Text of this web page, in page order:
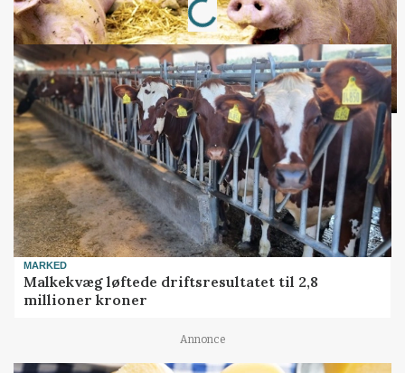
Loading...
MARKED
Malkekvæg løftede driftsresultatet til 2,8
millioner kroner
Annonce